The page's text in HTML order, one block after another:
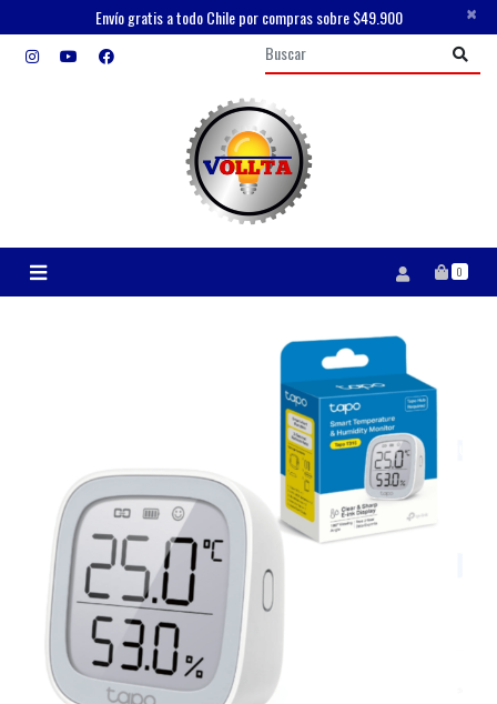
Envío gratis a todo Chile por compras sobre $49.900 ×
0